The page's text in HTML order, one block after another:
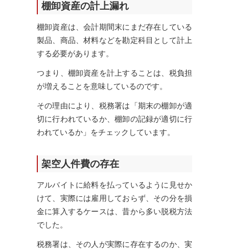
棚卸資産の計上漏れ
棚卸資産は、会計期間末にまだ存在している
製品、商品、材料などを勘定科目として計上
する必要があります。
つまり、棚卸資産を計上することは、税負担
が増えることを意味しているのです。
その理由により、税務署は「期末の棚卸が適
切に行われているか、棚卸の記録が適切に行
われているか」をチェックしています。
架空人件費の存在
アルバイトに給料を払っているように見せか
けて、実際には雇用しておらず、その分を損
金に算入するケースは、昔から多い脱税方法
でした。
税務署は、その人が実際に存在するのか、実